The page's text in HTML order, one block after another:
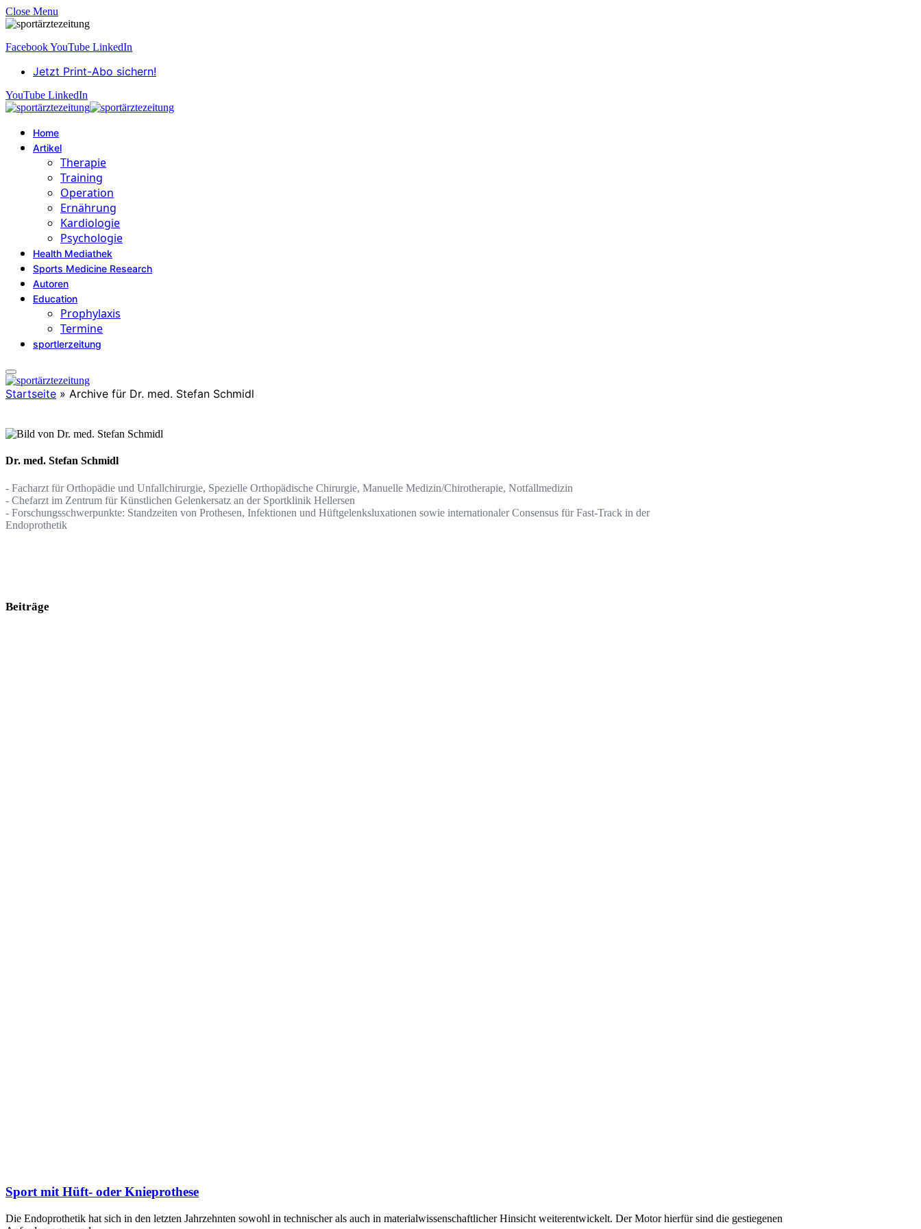
Close Menu
FacebookYouTube LinkedIn
Jetzt Print-Abo sichern!
YouTube LinkedIn
Home
Artikel
Therapie
Training
Operation
Ernährung
Kardiologie
Psychologie
Health Mediathek
Sports Medicine Research
Autoren
Education
Prophylaxis
Termine
sportlerzeitung
Startseite » Archive für Dr. med. Stefan Schmidl
Dr. med. Stefan Schmidl
- Facharzt für Orthopädie und Unfallchirurgie, Spezielle Orthopädische Chirurgie, Manuelle Medizin/Chirotherapie, Notfallmedizin
- Chefarzt im Zentrum für Künstlichen Gelenkersatz an der Sportklinik Hellersen
- Forschungsschwerpunkte: Standzeiten von Prothesen, Infektionen und Hüftgelenksluxationen sowie internationaler Consensus für Fast-Track in der
Endoprothetik
Beiträge
Sport mit Hüft- oder Knieprothese
Die Endoprothetik hat sich in den letzten Jahrzehnten sowohl in technischer als auch in materialwissenschaftlicher Hinsicht weiterentwickelt. Der Motor hierfür sind die gestiegenen